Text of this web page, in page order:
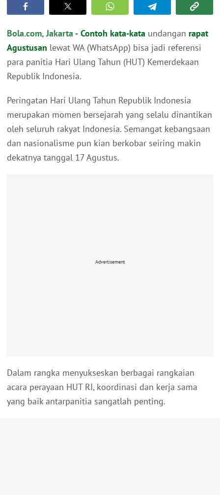
Bola.com, Jakarta - Contoh kata-kata undangan rapat
Agustusan lewat WA (WhatsApp) bisa jadi referensi
para panitia Hari Ulang Tahun (HUT) Kemerdekaan
Republik Indonesia.
Peringatan Hari Ulang Tahun Republik Indonesia
merupakan momen bersejarah yang selalu dinantikan
oleh seluruh rakyat Indonesia. Semangat kebangsaan
dan nasionalisme pun kian berkobar seiring makin
dekatnya tanggal 17 Agustus.
Advertisement
Dalam rangka menyukseskan berbagai rangkaian
acara perayaan HUT RI, koordinasi dan kerja sama
yang baik antarpanitia sangatlah penting.